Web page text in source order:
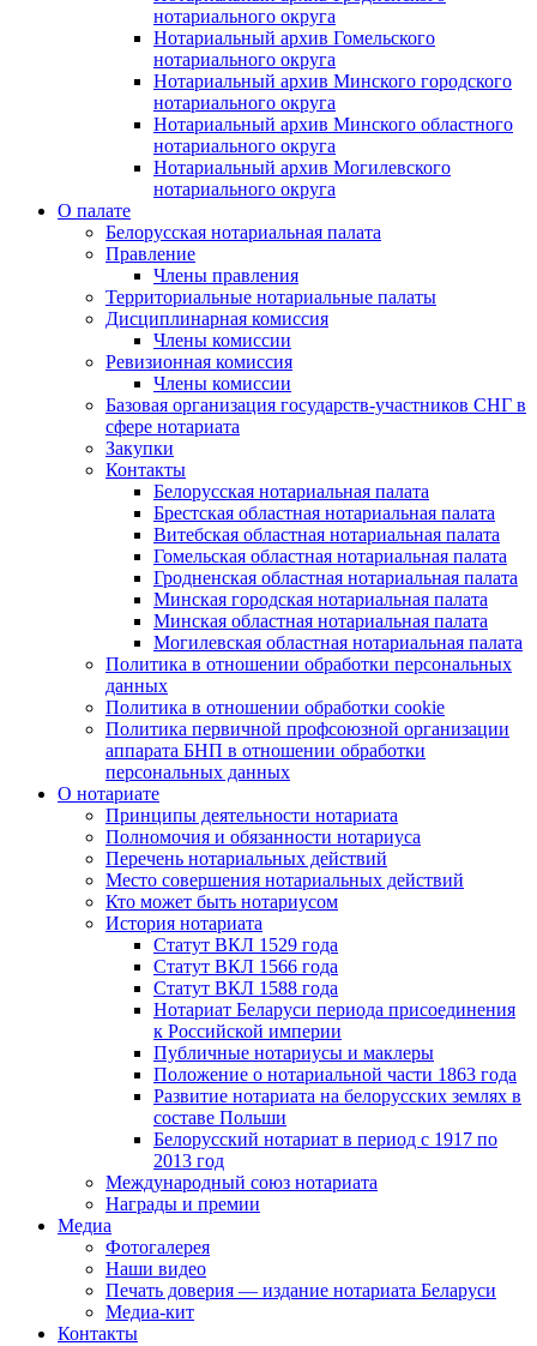
нотариального округа
Нотариальный архив Гомельского
нотариального округа
Нотариальный архив Минского городского
нотариального округа
Нотариальный архив Минского областного
нотариального округа
Нотариальный архив Могилевского
нотариального округа
О палате
Белорусская нотариальная палата
Правление
Члены правления
Территориальные нотариальные палаты
Дисциплинарная комиссия
Члены комиссии
Ревизионная комиссия
Члены комиссии
Базовая организация государств-участников СНГ в
сфере нотариата
Закупки
Контакты
Белорусская нотариальная палата
Брестская областная нотариальная палата
Витебская областная нотариальная палата
Гомельская областная нотариальная палата
Гродненская областная нотариальная палата
Минская городская нотариальная палата
Минская областная нотариальная палата
Могилевская областная нотариальная палата
Политика в отношении обработки персональных
данных
Политика в отношении обработки cookie
Политика первичной профсоюзной организации
аппарата БНП в отношении обработки
персональных данных
О нотариате
Принципы деятельности нотариата
Полномочия и обязанности нотариуса
Перечень нотариальных действий
Место совершения нотариальных действий
Кто может быть нотариусом
История нотариата
Статут ВКЛ 1529 года
Статут ВКЛ 1566 года
Статут ВКЛ 1588 года
Нотариат Беларуси периода присоединения
к Российской империи
Публичные нотариусы и маклеры
Положение о нотариальной части 1863 года
Развитие нотариата на белорусских землях в
составе Польши
Белорусский нотариат в период с 1917 по
2013 год
Международный союз нотариата
Награды и премии
Медиа
Фотогалерея
Наши видео
Печать доверия — издание нотариата Беларуси
Медиа-кит
Контакты